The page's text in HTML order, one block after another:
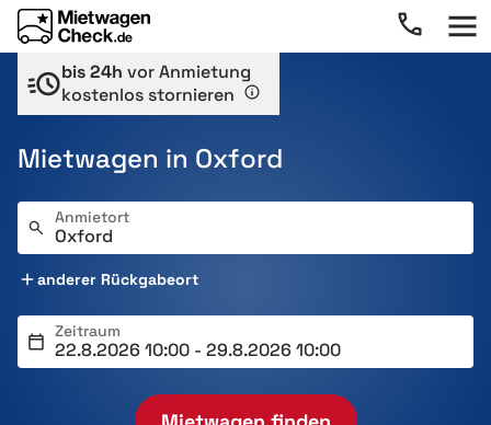
bis 24h vor Anmietung
kostenlos stornieren
Mietwagen in Oxford
Anmietort
anderer Rückgabeort
Zeitraum